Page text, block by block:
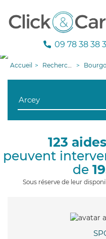
09 78 38 38
Accueil Recherche aide à domicile Bourgogne-Franche-Comté
123
peuvent
de
Sous réserve de leur